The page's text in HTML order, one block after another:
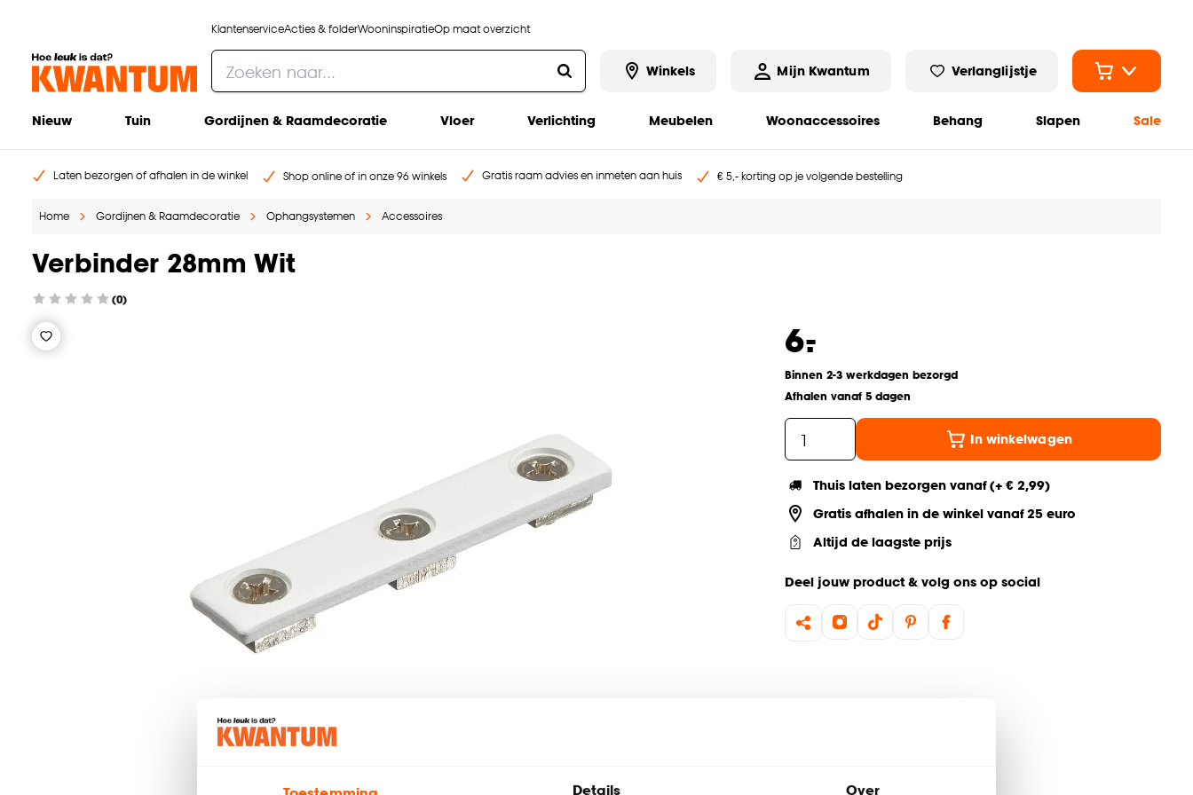
Details Over
KlantenserviceActies & folderWooninspiratieOp maat overzicht
Winkels Mijn Kwantum Verlanglijstje
Nieuw Tuin Gordijnen & Raamdecoratie Vloer Verlichting Meubelen Woonaccessoires Behang Slapen Sale
Laten bezorgen of afhalen in de winkel Shop online of in onze 96 winkels Gratis raam advies en inmeten aan huis € 5,- korting op je volgende bestelling
Home Gordijnen & Raamdecoratie Ophangsystemen Accessoires
Verbinder 28mm Wit
(0)
6.
-
Binnen 2-3 werkdagen bezorgd
Afhalen vanaf 5 dagen
In winkelwagen
Thuis laten bezorgen vanaf (+ € 2,99)
Gratis afhalen in de winkel vanaf 25 euro
Altijd de laagste prijs
Deel jouw product & volg ons op social